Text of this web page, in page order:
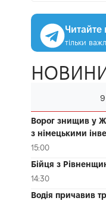
Читайте
тільки
Ворог знищив у
з німецькими
15:00
Бійця з
14:30
Водія причавив